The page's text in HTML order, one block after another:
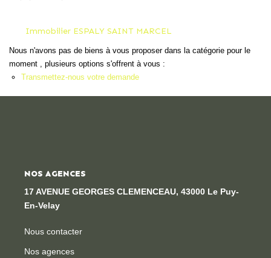
Dossier De Candidature
Immobilier ESPALY SAINT MARCEL
Nous n'avons pas de biens à vous proposer dans la catégorie pour le
moment , plusieurs options s'offrent à vous :
Transmettez-nous votre demande
NOS AGENCES
17 AVENUE GEORGES CLEMENCEAU, 43000 Le Puy-
En-Velay
Nous contacter
Nos agences